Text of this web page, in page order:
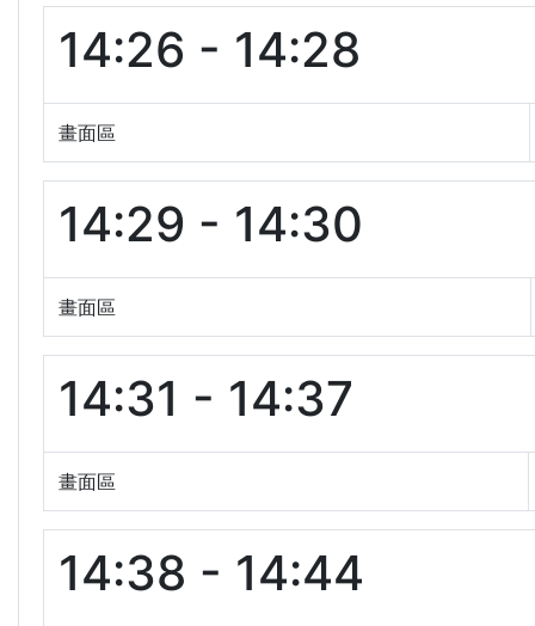
14:26 - 14:28
畫面區
14:29 - 14:30
畫面區
14:31 - 14:37
畫面區
14:38 - 14:44